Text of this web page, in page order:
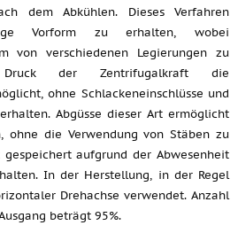
dem Abkühlen. Dieses Verfahren
Vorform zu erhalten, wobei
von verschiedenen Legierungen zu
der Zentrifugalkraft die
ohne Schlackeneinschlüsse und
Abgüsse dieser Art ermöglicht
ohne die Verwendung von Stäben zu
aufgrund der Abwesenheit
In der Herstellung, in der Regel
Drehachse verwendet. Anzahl
beträgt 95%.